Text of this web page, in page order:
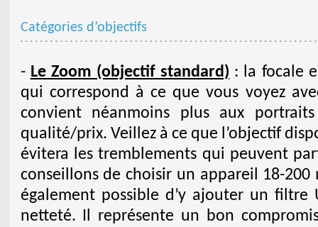
Catégories d’objectifs
- Le Zoom (objectif standard) : la focale
qui correspond à ce que vous voyez
convient néanmoins plus aux
qualité/prix. Veillez à ce que l’objectif
évitera les tremblements qui peuvent
conseillons de choisir un appareil 18-
également possible d’y ajouter un
netteté. Il représente un bon